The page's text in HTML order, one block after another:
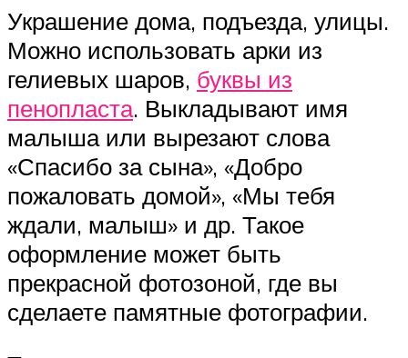
Украшение дома, подъезда, улицы.
Можно использовать арки из
гелиевых шаров, буквы из
пенопласта. Выкладывают имя
малыша или вырезают слова
«Спасибо за сына», «Добро
пожаловать домой», «Мы тебя
ждали, малыш» и др. Такое
оформление может быть
прекрасной фотозоной, где вы
сделаете памятные фотографии.